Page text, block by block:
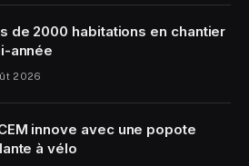
de 2000 habitations en chantier
année
2026
innove avec une popote
à vélo